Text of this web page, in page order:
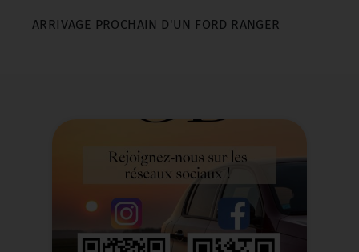
ARRIVAGE PROCHAIN D'UN FORD RANGER